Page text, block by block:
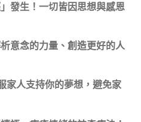
發生！一切皆因思想與感恩
意念的力量、創造更好的人
家人支持你的夢想，避免家